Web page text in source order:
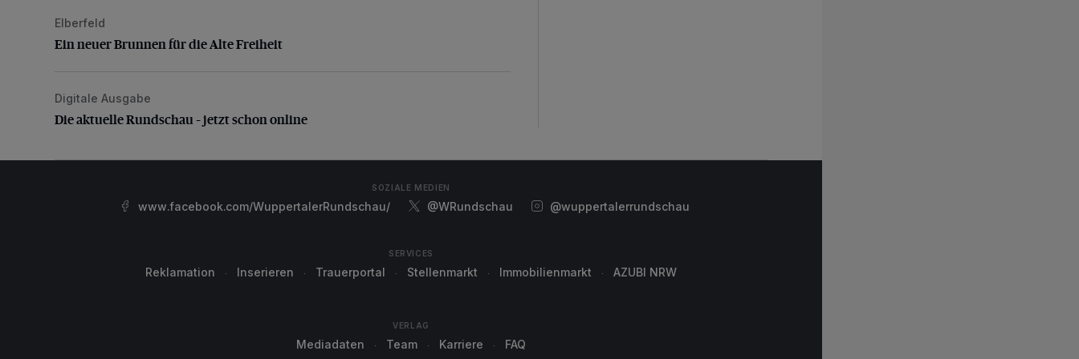
Ein neuer Brunnen für die Alte Freiheit
Elberfeld
Ein neuer Brunnen für die Alte Freiheit
Die aktuelle Rundschau – jetzt schon online
Digitale Ausgabe
Die aktuelle Rundschau – jetzt schon online
SOZIALE MEDIEN
www.facebook.com/WuppertalerRundschau/ @WRundschau @wuppertalerrundschau
SERVICES
Reklamation Inserieren Trauerportal Stellenmarkt Immobilienmarkt AZUBI NRW
VERLAG
Mediadaten Team Karriere FAQ